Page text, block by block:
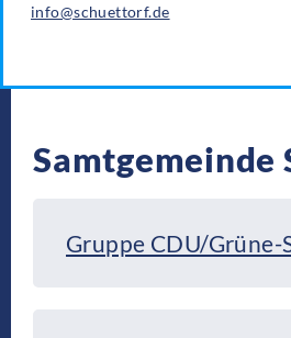
info@schuettorf.de
Gruppe CDU/Grüne-